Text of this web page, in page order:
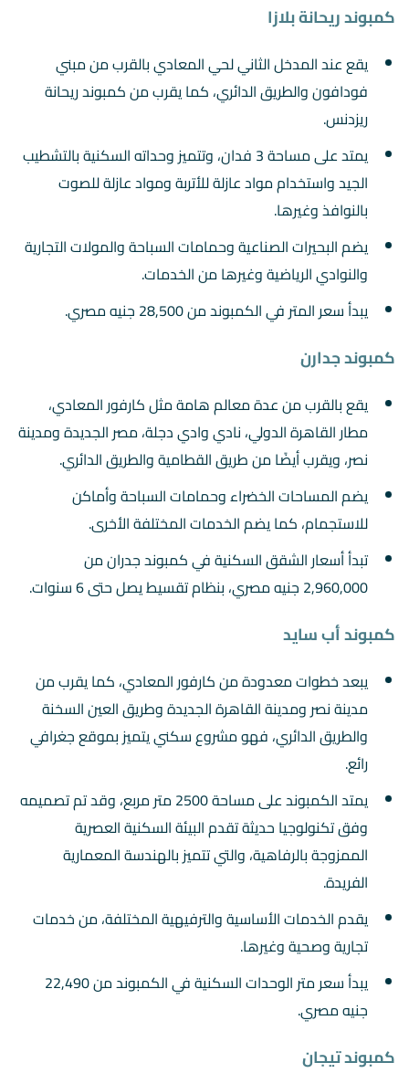
كمبوند ريحانة بلازا
يقع عند المدخل الثاني لحي المعادي بالقرب من مبني
فودافون والطريق الدائري، كما يقرب من كمبوند ريحانة
ريزدنس.
يمتد على مساحة 3 فدان، وتتميز وحداته السكنية بالتشطيب
الجيد واستخدام مواد عازلة للأتربة ومواد عازلة للصوت
بالنوافذ وغيرها.
يضم البحيرات الصناعية وحمامات السباحة والمولات التجارية
والنوادي الرياضية وغيرها من الخدمات.
يبدأ سعر المتر في الكمبوند من 28,500 جنيه مصري.
كمبوند جدارن
يقع بالقرب من عدة معالم هامة مثل كارفور المعادي،
مطار القاهرة الدولي، نادي وادي دجلة، مصر الجديدة ومدينة
نصر، ويقرب أيضًا من طريق القطامية والطريق الدائري.
يضم المساحات الخضراء وحمامات السباحة وأماكن
للاستجمام، كما يضم الخدمات المختلفة الأخرى.
تبدأ أسعار الشقق السكنية في كمبوند جدران من
2,960,000 جنيه مصري، بنظام تقسيط يصل حتى 6 سنوات.
كمبوند أب سايد
يبعد خطوات معدودة من كارفور المعادي، كما يقرب من
مدينة نصر ومدينة القاهرة الجديدة وطريق العين السخنة
والطريق الدائري، فهو مشروع سكني يتميز بموقع جغرافي
رائع.
يمتد الكمبوند على مساحة 2500 متر مربع، وقد تم تصميمه
وفق تكنولوجيا حديثة تقدم البيئة السكنية العصرية
الممزوجة بالرفاهية، والتي تتميز بالهندسة المعمارية
الفريدة.
يقدم الخدمات الأساسية والترفيهية المختلفة، من خدمات
تجارية وصحية وغيرها.
يبدأ سعر متر الوحدات السكنية في الكمبوند من 22,490
جنيه مصري.
كمبوند تيجان